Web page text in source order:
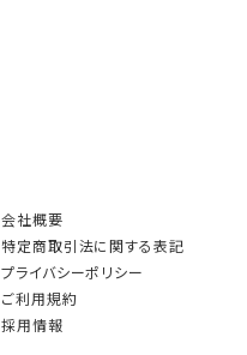
会社概要
特定商取引法に関する表記
プライバシーポリシー
ご利用規約
採用情報